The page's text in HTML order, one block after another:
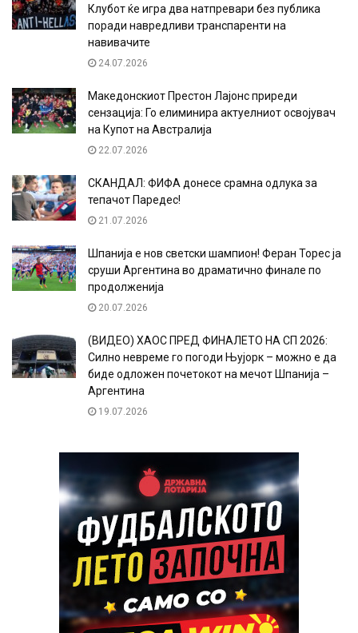
Клубот ќе игра два натпревари без публика
поради навредливи транспаренти на
навивачите
24.07.2026
Македонскиот Престон Лајонс приреди
сензација: Го елиминира актуелниот освојувач
на Купот на Австралија
22.07.2026
СКАНДАЛ: ФИФА донесе срамна одлука за
тепачот Паредес!
21.07.2026
Шпанија е нов светски шампион! Феран Торес ја
сруши Аргентина во драматично финале по
продолженија
20.07.2026
(ВИДЕО) ХАОС ПРЕД ФИНАЛЕТО НА СП 2026:
Силно невреме го погоди Њујорк – можно е да
биде одложен почетокот на мечот Шпанија –
Аргентина
19.07.2026